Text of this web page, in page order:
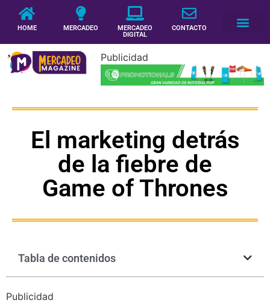
HOME MERCADEO
MERCADEO
DIGITAL
CONTACTO
Publicidad
El marketing detrás
de la fiebre de
Game of Thrones
Tabla de contenidos
Publicidad